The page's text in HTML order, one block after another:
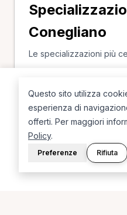
Conegliano
Le specializzazioni più
Nutrizionista a
Questo sito utilizza
esperienza di
offerti. Per maggiori
Policy.
Preferenze Rifiuta